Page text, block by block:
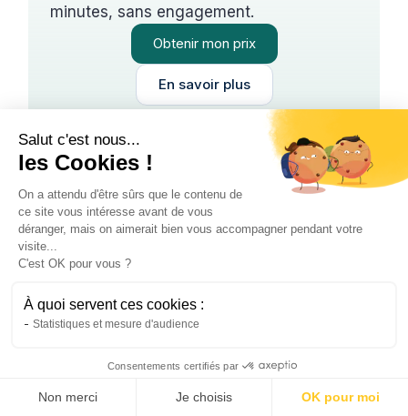
minutes, sans engagement.
Obtenir mon prix
En savoir plus
Les facteurs influençant
l’usure et la longévité
L’emplacement reste déterminant pour la durée
de vie. Les micro-onduleurs profitent de
l’espacement des panneaux. Un système
surchargé fatigue l’équipement rapidement. Un
. La vigilance permet de prolonger les
performances.
Salut c'est nous...
les Cookies !
On a attendu d'être sûrs que le contenu de
ce site vous intéresse avant de vous
déranger, mais on aimerait bien vous accompagner pendant votre
visite...
C'est OK pour vous ?
À quoi servent ces cookies :
Statistiques et mesure d'audience
Consentements certifiés par
Non merci Je choisis OK pour moi